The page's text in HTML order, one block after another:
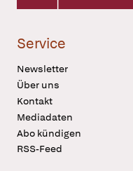
Service
Newsletter
Über uns
Kontakt
Mediadaten
Abo kündigen
RSS-Feed